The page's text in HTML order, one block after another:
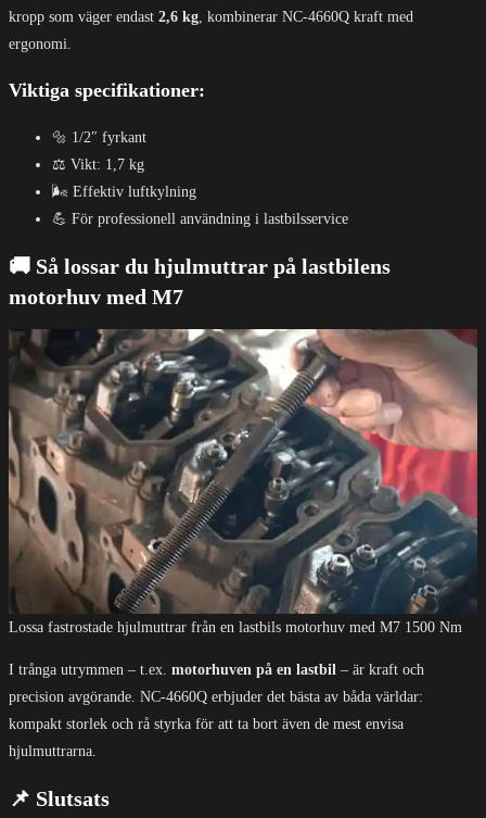
kropp som väger endast 2,6 kg, kombinerar NC-4660Q kraft med
ergonomi.
Viktiga specifikationer:
🔩 1/2″ fyrkant
⚖️ Vikt: 1,7 kg
🌬️ Effektiv luftkylning
💪 För professionell användning i lastbilsservice
🚚 Så lossar du hjulmuttrar på lastbilens
motorhuv med M7
Lossa fastrostade hjulmuttrar från en lastbils motorhuv med M7 1500 Nm
I trånga utrymmen – t.ex. motorhuven på en lastbil – är kraft och
precision avgörande. NC-4660Q erbjuder det bästa av båda världar:
kompakt storlek och rå styrka för att ta bort även de mest envisa
hjulmuttrarna.
📌 Slutsats